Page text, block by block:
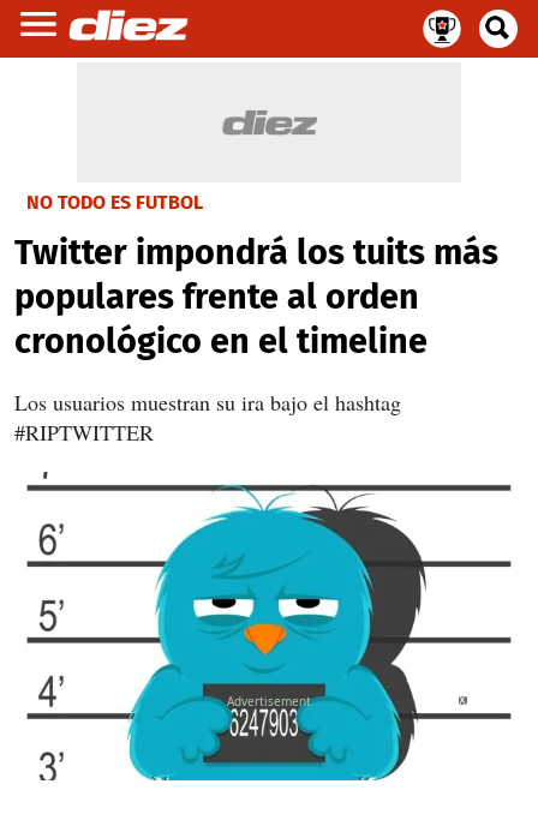
NO TODO ES FUTBOL
Twitter impondrá los tuits más
populares frente al orden
cronológico en el timeline
Los usuarios muestran su ira bajo el hashtag
#RIPTWITTER
X